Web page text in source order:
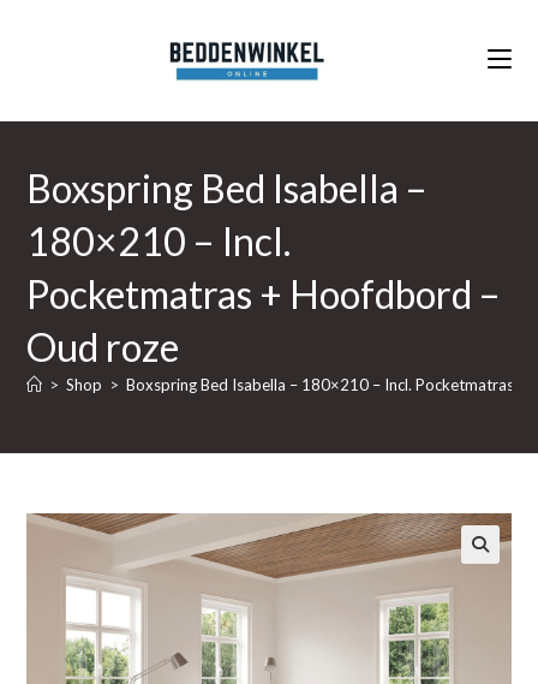
Boxspring Bed Isabella –
180×210 – Incl.
Pocketmatras + Hoofdbord –
Oud roze
> Shop > Boxspring Bed Isabella – 180×210 – Incl. Pocketmatras +